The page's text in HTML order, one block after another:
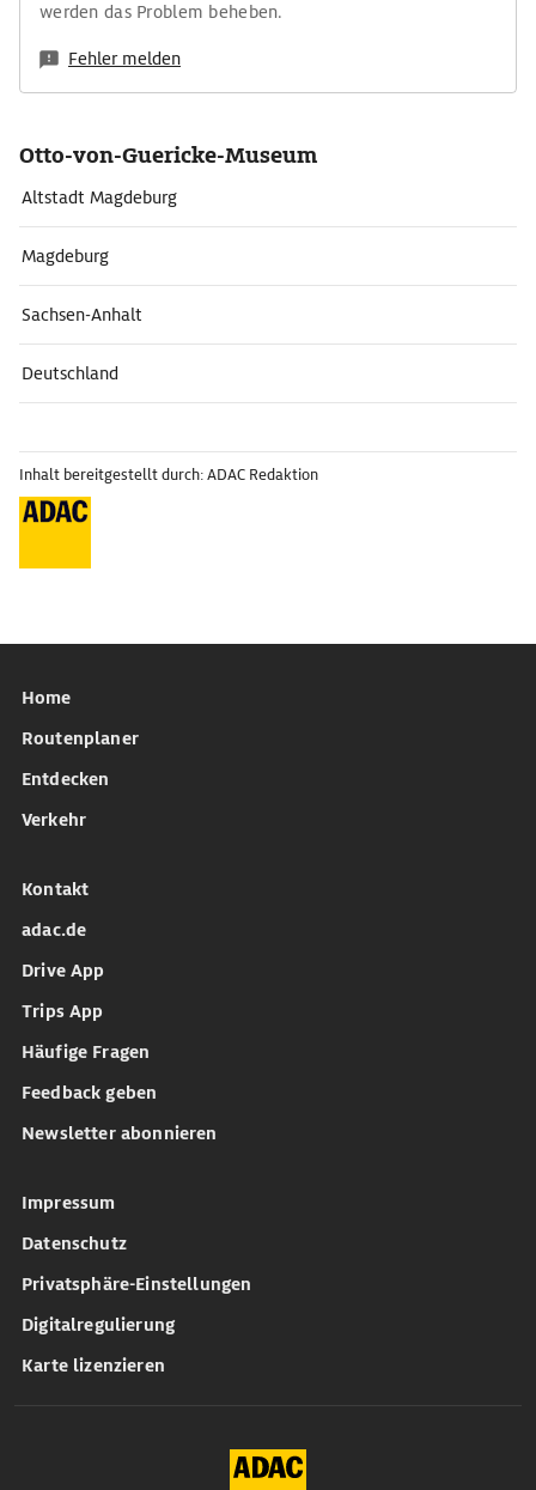
werden das Problem beheben.
Fehler melden
Otto-von-Guericke-Museum
Altstadt Magdeburg
Magdeburg
Sachsen-Anhalt
Deutschland
Inhalt bereitgestellt durch: ADAC Redaktion
Home
Routenplaner
Entdecken
Verkehr
Kontakt
adac.de
Drive App
Trips App
Häufige Fragen
Feedback geben
Newsletter abonnieren
Impressum
Datenschutz
Privatsphäre-Einstellungen
Digitalregulierung
Karte lizenzieren